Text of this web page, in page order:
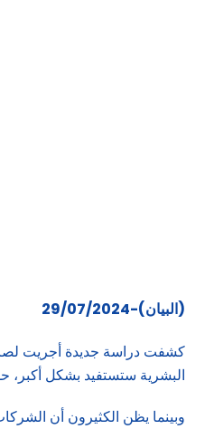
(البيان)-29/07/2024
كشفت دراسة جديدة أجريت
البشرية ستستفيد بشكل أكبر،
وبينما يظن الكثيرون أن